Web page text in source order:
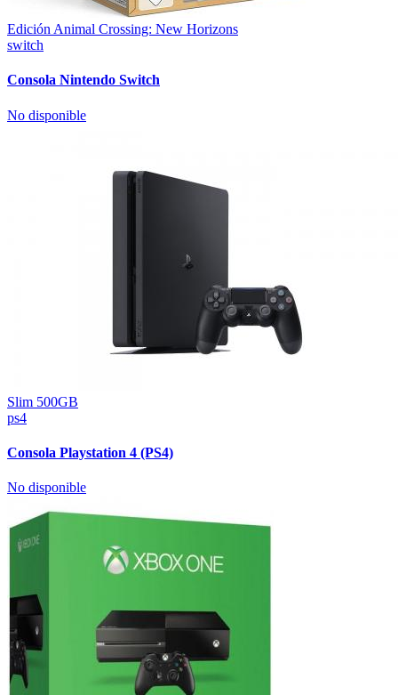
Edición Animal Crossing: New Horizons
switch
Consola Nintendo Switch
No disponible
Slim 500GB
ps4
Consola Playstation 4 (PS4)
No disponible